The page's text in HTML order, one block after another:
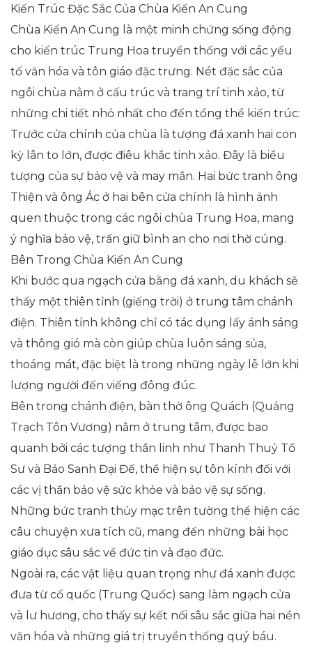
Kiến Trúc Đặc Sắc Của Chùa Kiến An Cung
Chùa Kiến An Cung là một minh chứng sống động
cho kiến trúc Trung Hoa truyền thống với các yếu
tố văn hóa và tôn giáo đặc trưng. Nét đặc sắc của
ngôi chùa nằm ở cấu trúc và trang trí tinh xảo, từ
những chi tiết nhỏ nhất cho đến tổng thể kiến trúc:
Trước cửa chính của chùa là tượng đá xanh hai con
kỳ lân to lớn, được điêu khắc tinh xảo. Đây là biểu
tượng của sự bảo vệ và may mắn. Hai bức tranh ông
Thiện và ông Ác ở hai bên cửa chính là hình ảnh
quen thuộc trong các ngôi chùa Trung Hoa, mang
ý nghĩa bảo vệ, trấn giữ bình an cho nơi thờ cúng.
Bên Trong Chùa Kiến An Cung
Khi bước qua ngạch cửa bằng đá xanh, du khách sẽ
thấy một thiên tỉnh (giếng trời) ở trung tâm chánh
điện. Thiên tỉnh không chỉ có tác dụng lấy ánh sáng
và thông gió mà còn giúp chùa luôn sáng sủa,
thoáng mát, đặc biệt là trong những ngày lễ lớn khi
lượng người đến viếng đông đúc.
Bên trong chánh điện, bàn thờ ông Quách (Quảng
Trạch Tôn Vương) nằm ở trung tâm, được bao
quanh bởi các tượng thần linh như Thanh Thuỷ Tổ
Sư và Bảo Sanh Đại Đế, thể hiện sự tôn kính đối với
các vị thần bảo vệ sức khỏe và bảo vệ sự sống.
Những bức tranh thủy mạc trên tường thể hiện các
câu chuyện xưa tích cũ, mang đến những bài học
giáo dục sâu sắc về đức tin và đạo đức.
Ngoài ra, các vật liệu quan trọng như đá xanh được
đưa từ cố quốc (Trung Quốc) sang làm ngạch cửa
và lư hương, cho thấy sự kết nối sâu sắc giữa hai nền
văn hóa và những giá trị truyền thống quý báu.